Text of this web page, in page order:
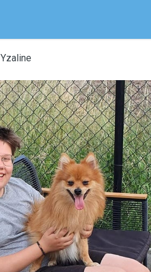
Yzaline